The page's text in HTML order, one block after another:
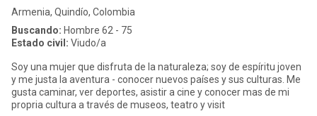
Armenia, Quindío, Colombia
Buscando: Hombre 62 - 75
Estado civil: Viudo/a
Soy una mujer que disfruta de la naturaleza; soy de espíritu joven
y me justa la aventura - conocer nuevos países y sus culturas. Me
gusta caminar, ver deportes, asistir a cine y conocer mas de mi
propria cultura a través de museos, teatro y visit